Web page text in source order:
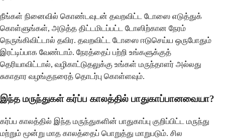
நீங்கள் நினைவில் கொண்டவுடன் தவறவிட்ட டோஸை எடுத்துக்
கொள்ளுங்கள், அடுத்த திட்டமிடப்பட்ட டோஸிற்கான நேரம்
நெருங்கிவிட்டால் தவிர. தவறவிட்ட டோஸை ஈடுசெய்ய ஒருபோதும்
இரட்டிப்பாக வேண்டாம். நேரத்தைப் பற்றி உங்களுக்குத்
தெரியாவிட்டால், வழிகாட்டுதலுக்கு உங்கள் மருந்தாளர் அல்லது
சுகாதார வழங்குநரைத் தொடர்பு கொள்ளவும்.
இந்த மருந்துகள் கர்ப்ப காலத்தில் பாதுகாப்பானவையா?
கர்ப்ப காலத்தில் இந்த மருந்துகளின் பாதுகாப்பு குறிப்பிட்ட மருந்து
மற்றும் மூன்று மாத காலத்தைப் பொறுத்து மாறுபடும். சில